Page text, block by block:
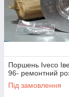
Поршень Iveco
96- ремонтний
Під замовлення